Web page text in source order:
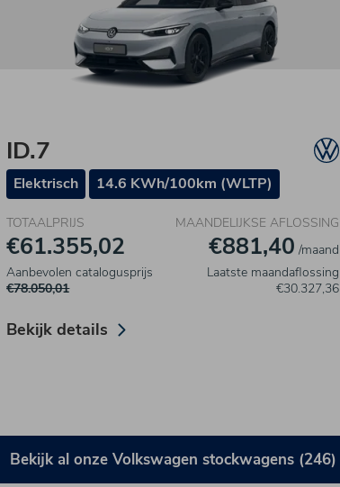
ID.7
Elektrisch 14.6 KWh/100km (WLTP)
TOTAALPRIJS
€61.355,02
Aanbevolen catalogusprijs
€78.050,01
MAANDELIJKSE AFLOSSING
€881,40 /maand
Laatste maandaflossing
€30.327,36
Bekijk details
Bekijk al onze Volkswagen stockwagens (246)